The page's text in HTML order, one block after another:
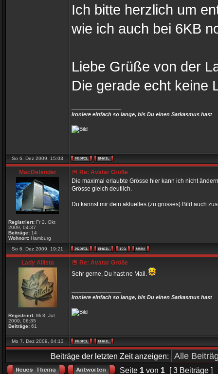
Ich bitte herzlich um
wie ich auch bei 6KB
Liebe Grüße von der
Die gerade echt keine
Ironiere einfach so lange, bis Du einen Sarkasmus hast
So 6. Dez 2009, 15:03
MacDefender
Registriert: Fr 2. Okt
2009, 04:37
Beiträge: 14
Wohnort: Hamburg
Re: Avatar Größe
Die maximal erlaubte Grösse hier kann ich nicht
Grösse gleich deutlich.
Du kannst mir dein aktuelles (zu grosses) Bild auch
So 6. Dez 2009, 19:21
Lady Allista
Registriert: Mi 8. Jul
2009, 06:35
Beiträge: 61
Re: Avatar Größe
Sehr gerne, Du hast ne Mail.
Ironiere einfach so lange, bis Du einen Sarkasmus hast
Mo 7. Dez 2009, 04:13
Beiträge der letzten Zeit anzeigen:
Seite 1 von 1 [ 3 Beiträge ]